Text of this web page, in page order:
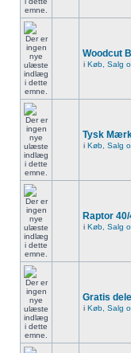
Woodcut
i Køb, Salg
Tysk
i Køb, Salg
Raptor
i Køb, Salg
Gratis
i Køb, Salg